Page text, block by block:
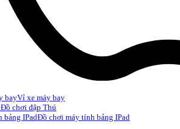
Vỉ xe máy bay
Đồ chơi đập Thú
Đồ chơi máy tính bảng IPad